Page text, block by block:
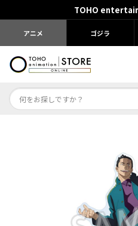
TOHO
アニメ ゴジラ
じゅじゅフェス 2026
薬屋のひとりごと 夏の園遊